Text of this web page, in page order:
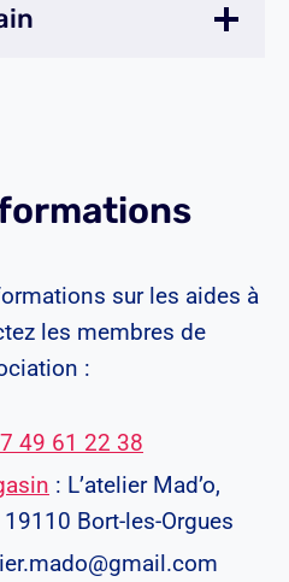
sur les aides à
les membres de
:
49 61 22 38
: L’atelier Mad’o,
Bort-les-Orgues